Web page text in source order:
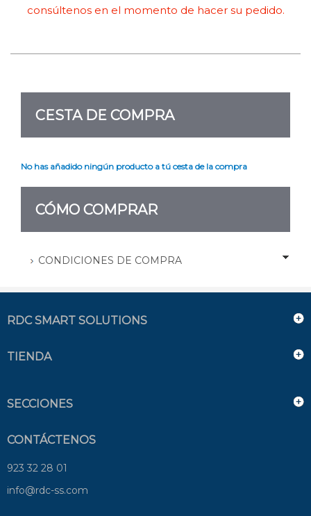
consúltenos en el momento de hacer su pedido.
CESTA DE COMPRA
No has añadido ningún producto a tú cesta de la compra
CÓMO COMPRAR
CONDICIONES DE COMPRA
RDC SMART SOLUTIONS
TIENDA
SECCIONES
CONTÁCTENOS
923 32 28 01
info@rdc-ss.com